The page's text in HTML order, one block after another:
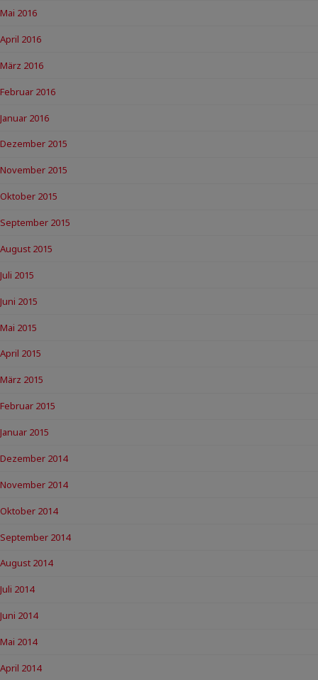
Mai 2016
April 2016
März 2016
Februar 2016
Januar 2016
Dezember 2015
November 2015
Oktober 2015
September 2015
August 2015
Juli 2015
Juni 2015
Mai 2015
April 2015
März 2015
Februar 2015
Januar 2015
Dezember 2014
November 2014
Oktober 2014
September 2014
August 2014
Juli 2014
Juni 2014
Mai 2014
April 2014